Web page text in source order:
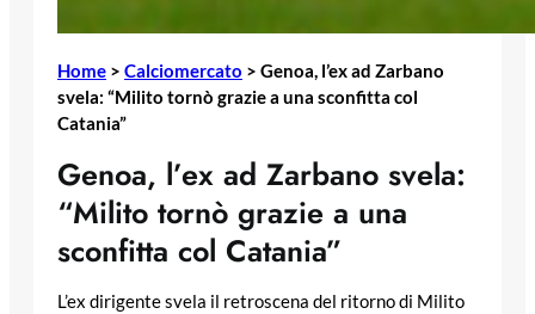
Home > Calciomercato > Genoa, l’ex ad Zarbano
svela: “Milito tornò grazie a una sconfitta col
Catania”
Genoa, l’ex ad Zarbano svela:
“Milito tornò grazie a una
sconfitta col Catania”
L’ex dirigente svela il retroscena del ritorno di Milito